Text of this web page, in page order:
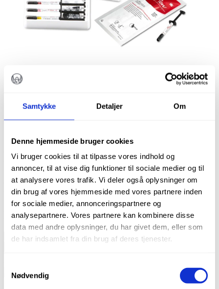
Samtykke Detaljer Om
Denne hjemmeside bruger cookies
Vi bruger cookies til at tilpasse vores indhold og
annoncer, til at vise dig funktioner til sociale medier og til
at analysere vores trafik. Vi deler også oplysninger om
din brug af vores hjemmeside med vores partnere inden
for sociale medier, annonceringspartnere og
analysepartnere. Vores partnere kan kombinere disse
data med andre oplysninger, du har givet dem, eller som
de har indsamlet fra din brug af deres tjenester.
Nødvendig
FLOW, A2, 4 STK.
kr.256,00
På lager
Flow,
A2,